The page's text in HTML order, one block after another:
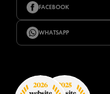
FACEBOOK
WHATSAPP